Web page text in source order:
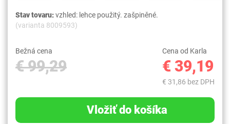
Stav tovaru:vzhled: lehce použitý. zašpiněné.
(varianta 8009593)
Bežná cena
€ 99,29
Cena od Karla
€ 39,19
€ 31,86 bez DPH
Vložiť do košíka